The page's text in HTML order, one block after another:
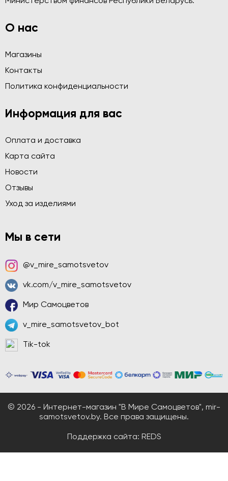
О нас
Магазины
Контакты
Политика конфиденциальности
Информация для вас
Оплата и доставка
Карта сайта
Новости
Отзывы
Уход за изделиями
Мы в сети
@v_mire_samotsvetov
vk.com/v_mire_samotsvetov
Мир Самоцветов
v_mire_samotsvetov_bot
Tik-tok
© 2026 - Интернет-магазин "В Мире Самоцветов", mir-
samotsvetov.by. Все права защищены.
Поддержка сайта: REDS